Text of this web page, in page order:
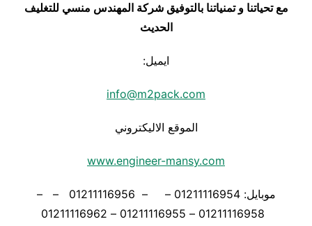
مع تحياتنا و تمنياتنا بالتوفيق شركة المهندس منسي للتغليف
الحديث
ايميل:
info@m2pack.com
الموقع الاليكتروني
www.engineer-mansy.com
موبايل: 01211116954 – – 01211116956 – –